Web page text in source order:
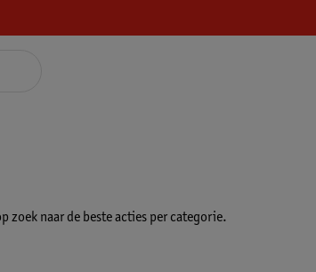
zoek naar de beste acties per categorie.